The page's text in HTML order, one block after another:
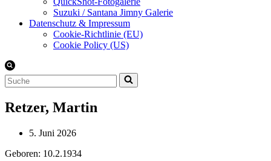
Suzuki / Santana Jimny Galerie
Datenschutz & Impressum
Cookie-Richtlinie (EU)
Cookie Policy (US)
Suchen
nach …
Retzer, Martin
5. Juni 2026
Geboren: 10.2.1934